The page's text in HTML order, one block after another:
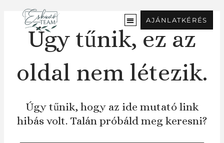
tartalomra
AJÁNLATKÉRÉS
Úgy tűnik, ez az
oldal nem létezik.
Úgy tűnik, hogy az ide mutató link
hibás volt. Talán próbáld meg keresni?